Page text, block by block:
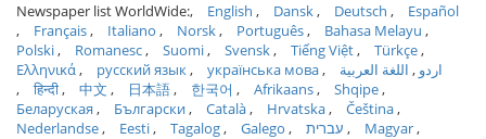
Newspaper list WorldWide: English Dansk Deutsch
Español
Français
Italiano Norsk Português
Bahasa Melayu
Polski
Romanesc Suomi Svensk Tiếng Việt
Türkçe
Ελληνικά
русский язык українська мова اردو
اللغة العربية
हिन्दी
中文 日本語 한국어 Afrikaans
Shqipe
Беларуская
Български Català Hrvatska
Čeština
Nederlandse
Eesti Tagalog Galego עברית
Magyar